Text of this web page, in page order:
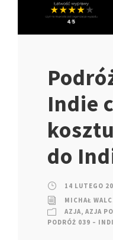
Indie
do
14 LUTEGO
MICHAŁ
AZJA, AZJA
PODRÓŻ 039 –